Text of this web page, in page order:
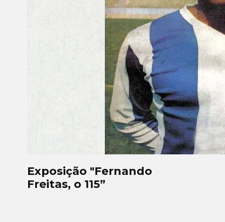
Exposição "Fernando
Freitas, o 115”